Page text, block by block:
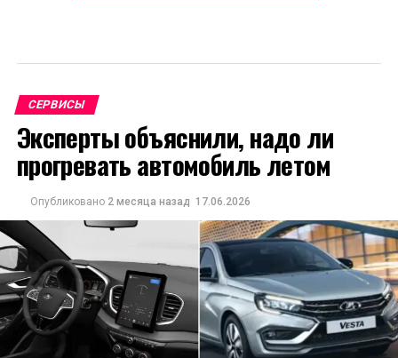
СЕРВИСЫ
Эксперты объяснили, надо ли
прогревать автомобиль летом
Опубликовано 2 месяца назад 17.06.2026